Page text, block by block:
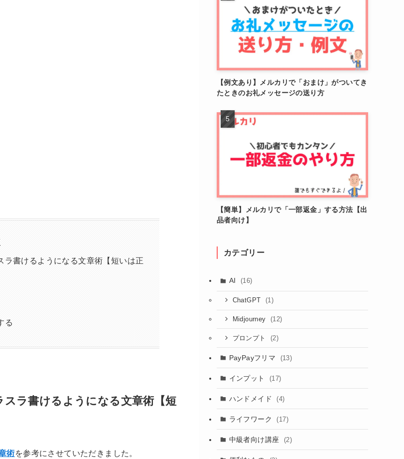
ラ書けるようになる文章術【短いは正
る
ラ書けるようになる文章術【短
術を参考にさせていただきました。
【例文あり】メルカリで「おまけ」がついてき
たときのお礼メッセージの送り方
【簡単】メルカリで「一部返金」する方法【出
品者向け】
カテゴリー
AI (16)
ChatGPT (1)
Midjourney (12)
プロンプト (2)
PayPayフリマ (13)
インプット (17)
ハンドメイド (4)
ライフワーク (17)
中級者向け講座 (2)